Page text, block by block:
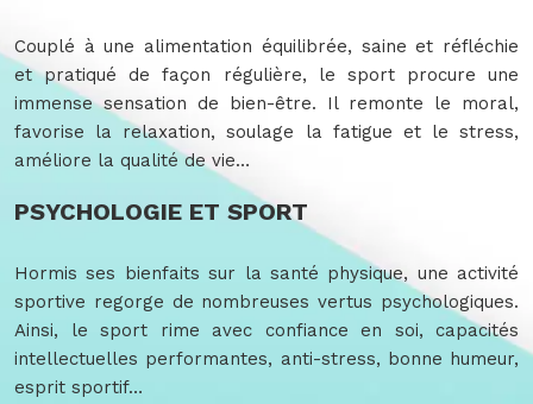
Couplé à une alimentation équilibrée, saine et réfléchie
et pratiqué de façon régulière, le sport procure une
immense sensation de bien-être. Il remonte le moral,
favorise la relaxation, soulage la fatigue et le stress,
améliore la qualité de vie…
PSYCHOLOGIE ET SPORT
Hormis ses bienfaits sur la santé physique, une activité
sportive regorge de nombreuses vertus psychologiques.
Ainsi, le sport rime avec confiance en soi, capacités
intellectuelles performantes, anti-stress, bonne humeur,
esprit sportif…